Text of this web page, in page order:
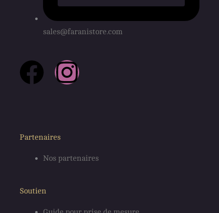
sales@faranistore.com
F
e
b
o
I
a
Partenaires
Nos partenaires
Soutien